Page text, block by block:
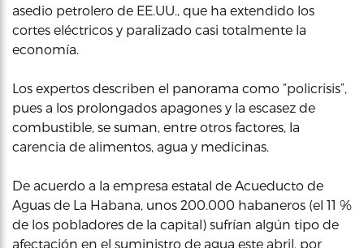
asedio petrolero de EE.UU., que ha extendido los
cortes eléctricos y paralizado casi totalmente la
economía.
Los expertos describen el panorama como “policrisis”,
pues a los prolongados apagones y la escasez de
combustible, se suman, entre otros factores, la
carencia de alimentos, agua y medicinas.
De acuerdo a la empresa estatal de Acueducto de
Aguas de La Habana, unos 200.000 habaneros (el 11 %
de los pobladores de la capital) sufrían algún tipo de
afectación en el suministro de agua este abril, por